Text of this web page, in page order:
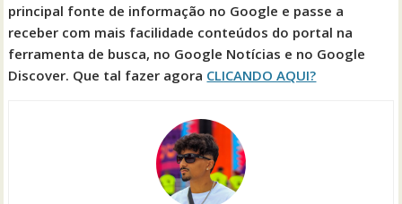
principal fonte de informação no Google e passe a
receber com mais facilidade conteúdos do portal na
ferramenta de busca, no Google Notícias e no Google
Discover. Que tal fazer agora CLICANDO AQUI?